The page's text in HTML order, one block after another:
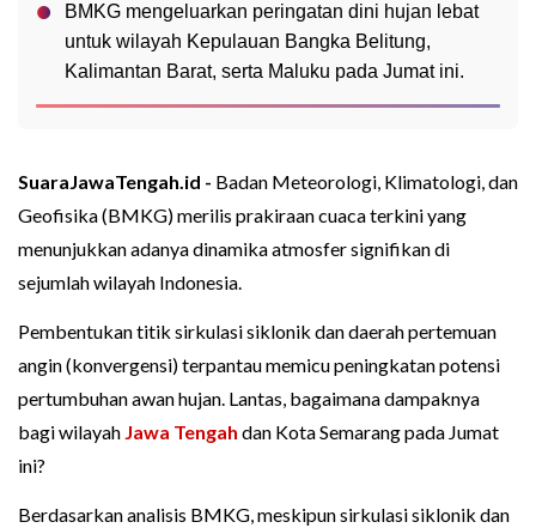
BMKG mengeluarkan peringatan dini hujan lebat
untuk wilayah Kepulauan Bangka Belitung,
Kalimantan Barat, serta Maluku pada Jumat ini.
SuaraJawaTengah.id - Badan Meteorologi, Klimatologi, dan
Geofisika (BMKG) merilis prakiraan cuaca terkini yang
menunjukkan adanya dinamika atmosfer signifikan di
sejumlah wilayah Indonesia.
Pembentukan titik sirkulasi siklonik dan daerah pertemuan
angin (konvergensi) terpantau memicu peningkatan potensi
pertumbuhan awan hujan. Lantas, bagaimana dampaknya
bagi wilayah Jawa Tengah dan Kota Semarang pada Jumat
ini?
Berdasarkan analisis BMKG, meskipun sirkulasi siklonik dan